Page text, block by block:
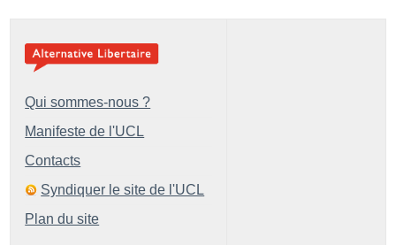
Qui sommes-nous ?
Manifeste de l'UCL
Contacts
Syndiquer le site de l'UCL
Plan du site